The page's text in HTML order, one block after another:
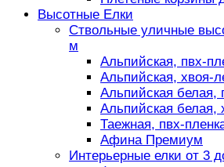
Высотные Елки
Ствольные уличные
м
Альпийская, пвх-
Альпийская, хвоя-
Альпийская белая,
Альпийская белая,
Таежная, пвх-
Афина Премиум
Интерьерные елки от 3